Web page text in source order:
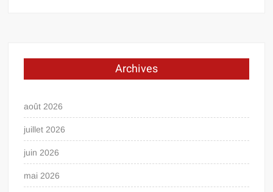
Archives
août 2026
juillet 2026
juin 2026
mai 2026